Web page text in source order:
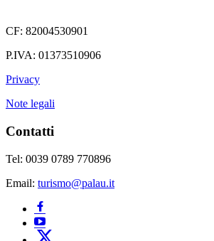
CF: 82004530901
P.IVA: 01373510906
Privacy
Note legali
Contatti
Tel: 0039 0789 770896
Email: turismo@palau.it